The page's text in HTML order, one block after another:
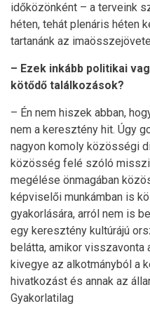
időközönként – a terveink
héten, tehát plenáris héten
tartanánk az
– Ezek inkább politikai
kötődő találkozások?
– Én nem hiszek abban,
nem a keresztény hit. Úgy
nagyon komoly közösségi
közösség felé szóló
megélése önmagában
képviselői munkámban is
gyakorlására, arról nem is
egy keresztény kultúrájú
belátta, amikor
kivegye az alkotmányból a
hivatkozást és annak az
Gyakorlatilag